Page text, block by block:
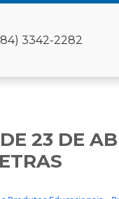
3342-2282
23 DE